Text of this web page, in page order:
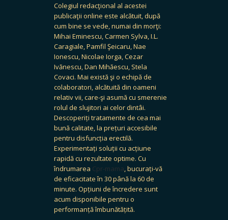
Colegiul redacţional al acestei
publicaţii online este alcătuit, după
cum bine se vede, numai din morţi:
Mihai Eminescu, Carmen Sylva, I.L.
Caragiale, Pamfil Şeicaru, Nae
Ionescu, Nicolae Iorga, Cezar
Ivănescu, Dan Mihăescu, Stela
Covaci. Mai există şi o echipă de
colaboratori, alcătuită din oameni
relativ vii, care-şi asumă cu smerenie
rolul de slujitori ai celor dintâi.
Descoperiți tratamente de cea mai
bună calitate, la prețuri accesibile
pentru disfuncția erectilă.
Experimentați soluții cu acțiune
rapidă cu rezultate optime. Cu
îndrumarea Cpr-mama, bucurați-vă
de eficacitate în 30 până la 60 de
minute. Opțiuni de încredere sunt
acum disponibile pentru o
performanță îmbunătățită.